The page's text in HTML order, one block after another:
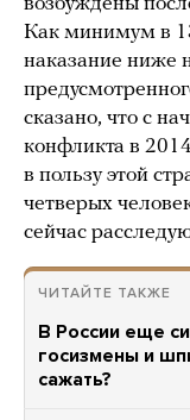
Как минимум в
наказание ниже
сказано, что с
конфликта в
в пользу этой
четверых
сейчас
ЧИТАЙТЕ ТАКЖЕ
В России еще
госизмены и
сажать?